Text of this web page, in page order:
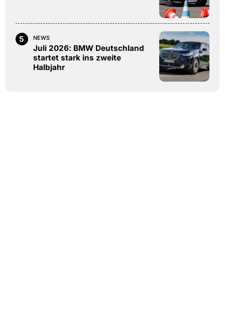
5 NEWS
Juli 2026: BMW Deutschland
startet stark ins zweite
Halbjahr